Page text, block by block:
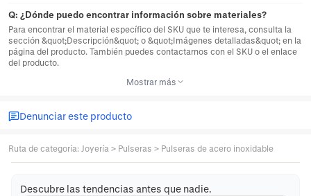
Q: ¿Dónde puedo encontrar información sobre materiales?
Para encontrar el material específico del SKU que te interesa, consulta la
sección &quot;Descripción&quot; o &quot;Imágenes detalladas&quot; en la
página del producto. También puedes contactarnos con el SKU o el enlace
del producto.
Mostrar más
Denunciar este producto
Ruta de categoría: Joyería > Pulseras > Pulseras de acero inoxidable
Descubre las tendencias antes que nadie.